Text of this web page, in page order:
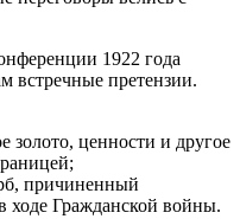
1922 года
встречные претензии.
золото, ценности и другое
причиненный
ходе Гражданской войны.